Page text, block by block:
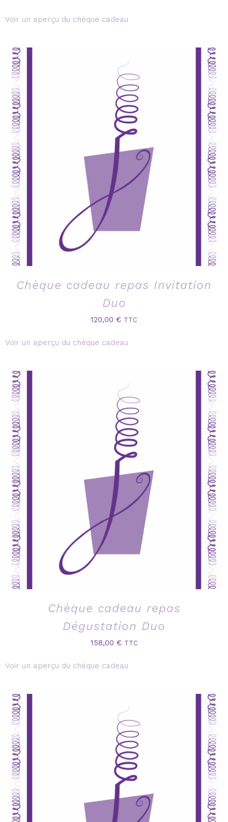
Voir un aperçu du chèque cadeau
Chèque cadeau repas Invitation
Duo
120,00 € TTC
Voir un aperçu du chèque cadeau
Chèque cadeau repas
Dégustation Duo
158,00 € TTC
Voir un aperçu du chèque cadeau